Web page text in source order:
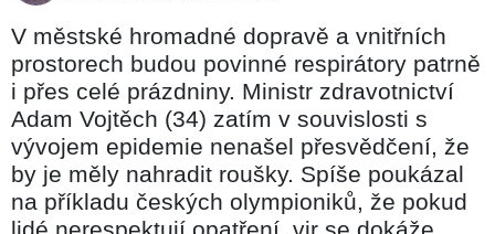
V městské hromadné dopravě a vnitřních
prostorech budou povinné respirátory patrně
i přes celé prázdniny. Ministr zdravotnictví
Adam Vojtěch (34) zatím v souvislosti s
vývojem epidemie nenašel přesvědčení, že
by je měly nahradit roušky. Spíše poukázal
na příkladu českých olympioniků, že pokud
lidé nerespektují opatření, vir se dokáže